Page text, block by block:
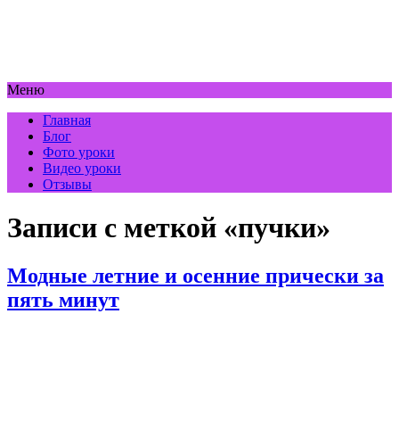
Меню
Главная
Блог
Фото уроки
Видео уроки
Отзывы
Записи с меткой «пучки»
Модные летние и осенние прически за
пять минут